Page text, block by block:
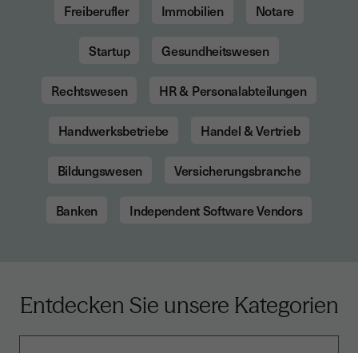
Freiberufler Immobilien Notare
Startup Gesundheitswesen
Rechtswesen HR & Personalabteilungen
Handwerksbetriebe Handel & Vertrieb
Bildungswesen Versicherungsbranche
Banken Independent Software Vendors
Entdecken Sie unsere Kategorien